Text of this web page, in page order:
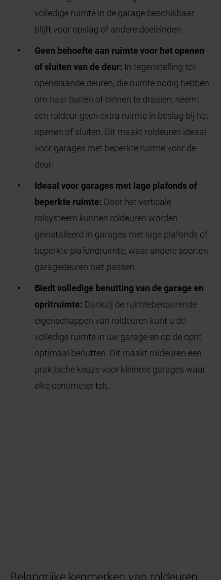
volledige ruimte in de garage beschikbaar
blijft voor opslag of andere doeleinden.
Geen behoefte aan ruimte voor het openen
of sluiten van de deur: In tegenstelling tot
openslaande deuren, die ruimte nodig hebben
om naar buiten of binnen te draaien, neemt
een roldeur geen extra ruimte in beslag bij het
openen of sluiten. Dit maakt roldeuren ideaal
voor garages met beperkte ruimte voor de
deur.
Ideaal voor garages met lage plafonds of
beperkte ruimte: Door het verticale
rolsysteem kunnen roldeuren worden
geïnstalleerd in garages met lage plafonds of
beperkte plafondruimte, waar andere soorten
garagedeuren niet passen.
Biedt volledige benutting van de garage en
opritruimte: Dankzij de ruimtebesparende
eigenschappen van roldeuren kunt u de
volledige ruimte in uw garage en op de oprit
optimaal benutten. Dit maakt roldeuren een
praktische keuze voor kleinere garages waar
elke centimeter telt.
Belangrijke kenmerken van roldeuren